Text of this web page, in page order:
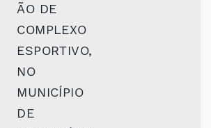
ÃO DE
COMPLEXO
ESPORTIVO,
NO
MUNICÍPIO
DE